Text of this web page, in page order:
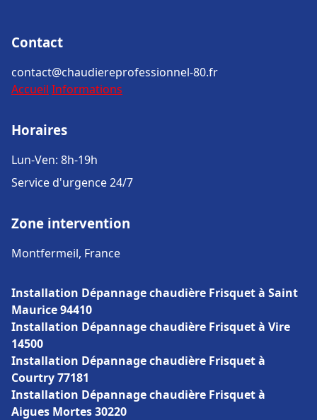
Contact
contact@chaudiereprofessionnel-80.fr
Accueil Informations
Horaires
Lun-Ven: 8h-19h
Service d'urgence 24/7
Zone intervention
Montfermeil, France
Installation Dépannage chaudière Frisquet à Saint
Maurice 94410
Installation Dépannage chaudière Frisquet à Vire
14500
Installation Dépannage chaudière Frisquet à
Courtry 77181
Installation Dépannage chaudière Frisquet à
Aigues Mortes 30220